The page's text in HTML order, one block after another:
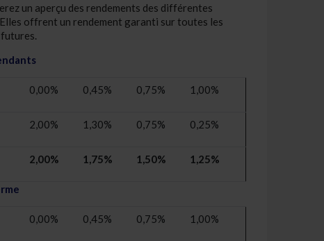
un aperçu des rendements des différentes
offrent un rendement garanti sur toutes les
futures.
0,00% 0,45% 0,75% 1,00%
2,00% 1,30% 0,75% 0,25%
2,00% 1,75% 1,50% 1,25%
0,00% 0,45% 0,75% 1,00%